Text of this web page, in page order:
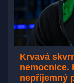
Krvavá
nemocnice.
nepříjemný